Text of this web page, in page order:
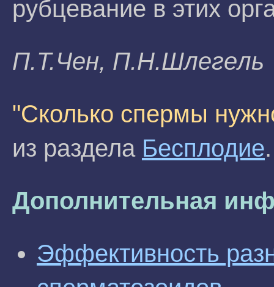
рубцевание в этих
П.T.Чeн, П.Н.Шлeгeль
"Сколько спермы
из раздела Бесплодие.
Дополнительная
Эффективность